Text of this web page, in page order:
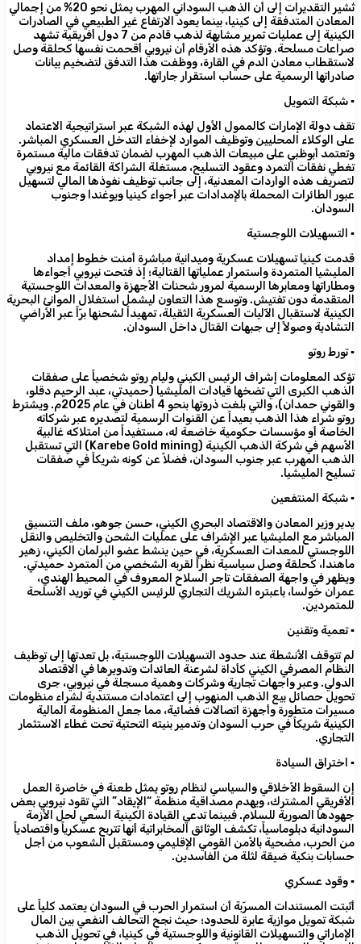
تُشير التقديرات إلى أن الذهب السوداني المهرب يمثل نحو 20% من إجمالي
المعادن المتدفقة إلى كينيا، بينما يعود الارتفاع غير الطبيعي في الصادرات
الكينية إلى عمليات تمرير مشابهة لذهب قادم من 7 دول أفريقية تشهد
صراعات مسلحة. وتؤكد هذه الأرقام أن نيروبي أقحمت نفسها كحلقة وصل
لاستقطاب معادن الدم في القارة، ووظفت هذا التدفق لتضخيم بيانات
صادراتها الرسمية على حساب استقرار جاراتها.
​▪️ شبكة التمويل
تقف دولة الإمارات كالممول الأول لهذه الشبكة عبر استراتيجية الاعتماد
على الوكلاء المحليين وتوظيف الموارد لإخفاء التدخل العسكري المباشر.
وتعتمد أبوظبي على مبيعات الذهب المهرب لضمان تدفقات مالية مستمرة
تغطي نفقات التمرد وعقود التسليح، مستغلة الشراكة القائمة مع نيروبي
لتصريف هذه الواردات المعدنية، إلى جانب توظيف نفوذها المالي لتسهيل
عبور الطائرات المحملة بالإمدادات عبر أجواء كينيا ويوغندا وجنوب
السودان.
​▪️ التسهيلات اللوجستية
قدمت كينيا تسهيلات عسكرية وميدانية مباشرة أمنت خطوط إمداد
المليشيا المتمردة واستمرار عملياتها القتالية؛ إذ فتحت نيروبي أجواءها
ومطاراتها ومعابرها الرسمية لمرور شحنات الأجهزة والمعدات اللوجستية
المتقدمة دون تفتيش. وتوسع هذا التعاون ليشمل استغلال الموانئ البحرية
الكينية لاستقبال الآليات العسكرية الثقيلة، تمهيداً لشحنها برّاً عبر الأراضي
التشادية وصولاً إلى جبهات القتال داخل السودان.
​▪️ تورط روتو
تؤكد المعلومات إشراف الرئيس الكيني وليام روتو شخصياً على صفقات
الذهب الكبرى التي تضخها قيادات المليشيا (حميدتي، عبد الرحيم دقلو،
والقوني حمدان)، والتي بلغت ذروتها بنحو 4 أطنان في عام 2025م. ويشترط
روتو شراء هذا الذهب بعيداً عن القنوات الرسمية لتصديره عبر شركاته
الخاصة أو مؤسسات حكومية خاضعة له، مستفيداً من امتلاكه غالبية
الأسهم في شركة الذهب الكينية (Karebe Gold mining) التي تستقبل
الذهب المهرب عبر جنوب السودان، فضلاً عن كونه شريكاً في صفقات
تسليح المليشيا.
​▪️ شبكة المنتفعين
يدير وزير المعادن والاقتصاد البحري الكيني، حسن جوهو، ملف التنسيق
المباشر مع المليشيا عبر الإشراف على عمليات الشحن والتخليص والنقل
اللوجستي للمعدات العسكرية، في حين ينشط عضو البرلمان الكيني، زهير
ماهندا، كحلقة وصل سياسية نظراً لقربه الشخصي من المتمرد حميدتي.
ويظهر في واجهة الصفقات تاجر السلاح المعروف في المحيط الهندي،
عمران خولسا، باعبتره الشريك التجاري للرئيس الكيني في توريد الأسلحة
للمتمردين.
​▪️ تعمية وتقنين
لم تتوقف الأنشطة عند حدود التسهيلات اللوجستية، بل تعدتها إلى توظيف
النظام المصرفي الكيني كأداة لشرعنة العائدات وتدويرها في الاقتصاد
الدولي. وعبر واجهات تجارية وشركات وهمية مسجلة في نيروبي، جرى
تحويل حصائل بيع الذهب المنهوب إلى اعتمادات مستندية لشراء منظومات
مسيرات متطورة وأجهزة اتصالات فضائية، مما جعل المنظومة المالية
الكينية شريكاً في حرب السودان وتدمير بنيته التحتية تحت غطاء الاستثمار
التجاري.
​▪️ اختراق السيادة
إن السقوط الأخلاقي والسياسي لنظام روتو يمثل طعنة في خاصرة العمل
الأفريقي المشترك، ويهدم مصداقية منظمة “الإيقاد” التي تقود نيروبي بعض
جهودها الصورية للسلام. فبينما تدعي القيادة الكينية السعي لحل الأزمة
السودانية دبلوماسياً، تكشف الوثائق المخابراتية أنها تتربح عسكرياً واقتصادياً
من الحرب، مضحية بالأمن القومي الإقليمي ومستقبل الشعوب من أجل
حسابات بنكية ضيقة لثلة من الفاسدين.
​▪️ وقود عسكري
أثبتت المستندات المسرّبة أن استمرار الحرب في السودان يعتمد كلياً على
شبكة تمويل موازية عابرة للحدود؛ حيث نجح التحالف النفعي بين المال
الإماراتي والتسهيلات القانونية واللوجستية في كينيا، في تحويل الذهب